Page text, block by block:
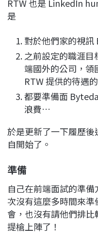
RTW 也是 LinkedIn
是
對於他們家的視
之前設定的職涯
端國外的公司，領
RTW 提供的待遇
都要準備面
浪費…
於是更新了一下履歷
自開始了。
準備
自己在前端面試的準
次沒有這麼多時間來
會，也沒有請他們排
提槍上陣了！